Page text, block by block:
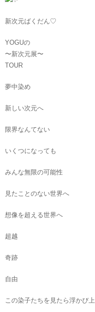
新次元ばくだん♡
YOGUの
〜新次元展〜
TOUR
夢中染め
新しい次元へ
限界なんてない
いくつになっても
みんな無限の可能性
見たことのない世界へ
想像を超える世界へ
超越
奇跡
自由
この染子たちを見たら浮かび